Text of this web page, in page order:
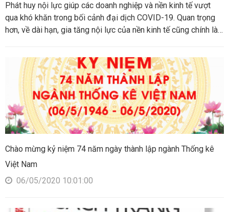
Phát huy nội lực giúp các doanh nghiệp và nền kinh tế vượt
qua khó khăn trong bối cảnh đại dịch COVID-19. Quan trọng
hơn, về dài hạn, gia tăng nội lực của nền kinh tế cũng chính là
hiệu quả hơn.
Chào mừng kỷ niệm 74 năm ngày thành lập ngành Thống kê
Việt Nam
06/05/2020 10:01:00